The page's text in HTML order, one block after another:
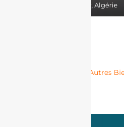
Belgaid, Bir El Djir, Algérie
Autres